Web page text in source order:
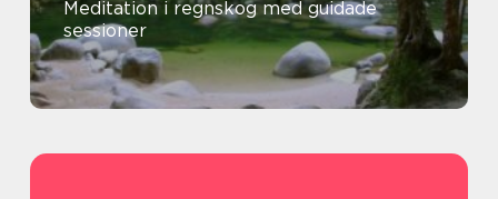
Meditation i regnskog med guidade
sessioner